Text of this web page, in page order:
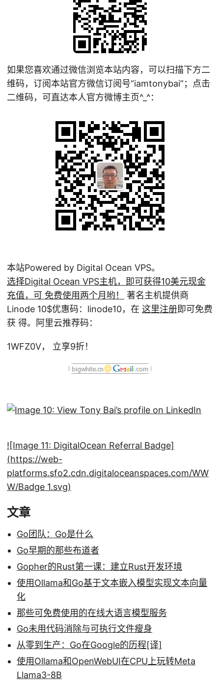
如果您喜欢通过微信浏览本站内容，可以扫描下方二
维码，订阅本站官方微信订阅号“iamtonybai”；点击
二维码，可直达本人官方微博主页^_^：
本站Powered by Digital Ocean VPS。
选择Digital Ocean VPS主机，即可获得10美元现金
充值，可 免费使用两个月哟！
著名主机提供商
Linode 10$优惠码：linode10，在 这里注册即可免费
获 得。阿里云推荐码：
1WFZ0V， 立享9折！
![Image 11: DigitalOcean Referral Badge]
(https://web-
platforms.sfo2.cdn.digitaloceanspaces.com/WW
W/Badge 1.svg)
文章
Go团队：Go是什么
Go早期的那些布道者
Gopher的Rust第一课：建立Rust开发环境
使用Ollama和Go基于文本嵌入模型实现文本向量
化
那些可免费使用的在线大语言模型服务
Go未用代码消除与可执行文件瘦身
从零到生产：Go在Google的历程[译]
使用Ollama和OpenWebUI在CPU上玩转Meta
Llama3-8B